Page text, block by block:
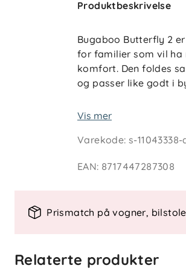
Produktbeskrivelse
Bugaboo Butterfly 2
for familier som vil ha
komfort. Den foldes
og passer like godt i
Vognen har en
justerbart fotbrett gir
med mer bærekraftige
Vis mer
Varekode:s-
EAN: 8717447287308
Prismatch på vogner,
Relaterte produkter